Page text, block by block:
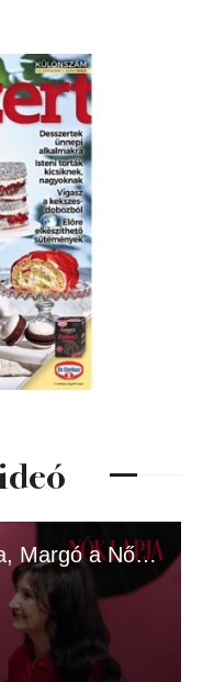
Gubik Petra és édesanyja, Margó a Nők Lapja címlapján